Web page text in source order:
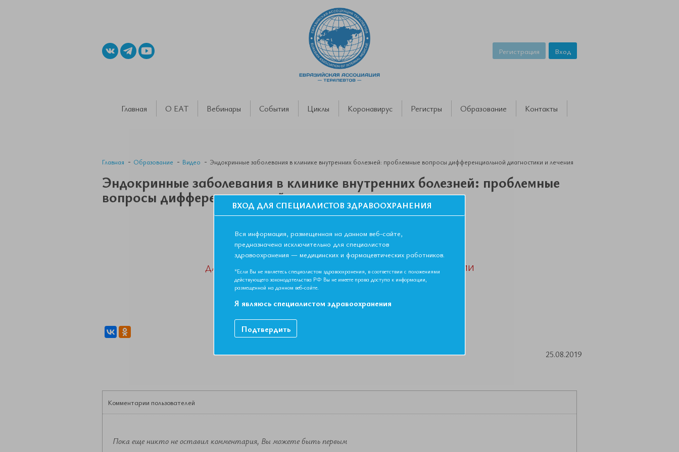
Регистрация Вход
Главная О ЕАТ Вебинары События Циклы Коронавирус Регистры Образование Контакты
Главная Образование Видео Эндокринные заболевания в клинике внутренних болезней: проблемные вопросы дифференциальной диагностики и лечения
Эндокринные заболевания в клинике внутренних болезней: проблемные
вопросы дифференциальной диагностики и лечения
ДАННЫЙ МАТЕРИАЛ ДОСТУПЕН ТОЛЬКО ЧЛЕНАМ АССОЦИАЦИИ
Если вы являетесь членом ЕАТ, пожалуйста,авторизируйтесь
Как вступить в Ассоциацию
25.08.2019
Комментарии пользователей
Пока еще никто не оставил комментария, Вы можете быть первым
ВХОД ДЛЯ СПЕЦИАЛИСТОВ ЗДРАВООХРАНЕНИЯ
Вся информация, размещенная на данном веб-сайте,
предназначена исключительно для специалистов
здравоохранения — медицинских и фармацевтических работников.
*Если Вы не являетесь специалистом здравоохранения, в соответствии с положениями
действующего законодательства РФ Вы не имеете права доступа к информации,
размещенной на данном веб-сайте.
Я являюсь специалистом здравоохранения
Подтвердить